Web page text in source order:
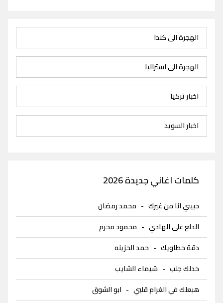
الهجرة الى كندا
الهجرة الى استراليا
اخبار تركيا
اخبار السويد
كلمات اغاني جديدة 2026
حبيبي انا من غيرك - محمد رمضان
الدلع على الهادي - محمود محرم
دقة خطاويك - حمد الخزينه
خدلك جنب - شيماء الشايب
هبعلك في الغرام قلبي - ابو الشوق